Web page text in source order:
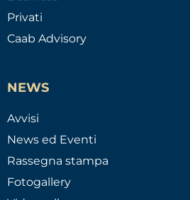
Privati
Caab Advisory
NEWS
Avvisi
News ed Eventi
Rassegna stampa
Fotogallery